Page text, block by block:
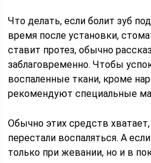
Что делать, если болит зуб
время после установки,
ставит протез, обычно
заблаговременно. Чтобы
воспаленные ткани, кроме
рекомендуют специальные
Обычно этих средств
перестали воспаляться. А
только при жевании, но и в